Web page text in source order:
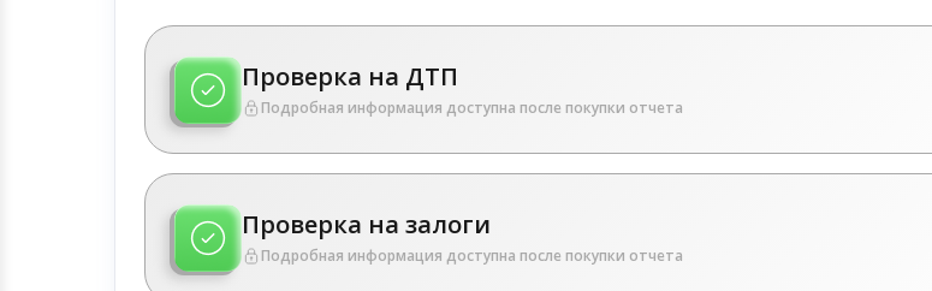
Проверка на ДТП
Подробная информация доступна после покупки отчета
Проверка на залоги
Подробная информация доступна после покупки отчета